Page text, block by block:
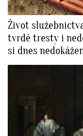
Život
tvrdé tresty i
si dnes